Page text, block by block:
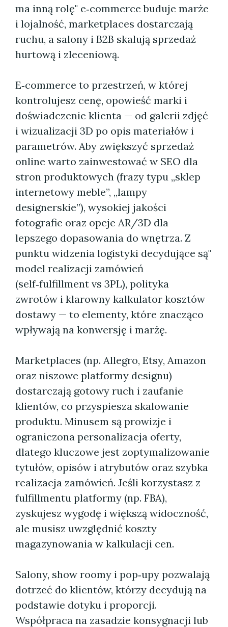
ma inną rolę" e‑commerce buduje marże
i lojalność, marketplaces dostarczają
ruchu, a salony i B2B skalują sprzedaż
hurtową i zleceniową.
E‑commerce to przestrzeń, w której
kontrolujesz cenę, opowieść marki i
doświadczenie klienta — od galerii zdjęć
i wizualizacji 3D po opis materiałów i
parametrów. Aby zwiększyć sprzedaż
online warto zainwestować w SEO dla
stron produktowych (frazy typu „sklep
internetowy meble”, „lampy
designerskie”), wysokiej jakości
fotografie oraz opcje AR/3D dla
lepszego dopasowania do wnętrza. Z
punktu widzenia logistyki decydujące są"
model realizacji zamówień
(self‑fulfillment vs 3PL), polityka
zwrotów i klarowny kalkulator kosztów
dostawy — to elementy, które znacząco
wpływają na konwersję i marżę.
Marketplaces (np. Allegro, Etsy, Amazon
oraz niszowe platformy designu)
dostarczają gotowy ruch i zaufanie
klientów, co przyspiesza skalowanie
produktu. Minusem są prowizje i
ograniczona personalizacja oferty,
dlatego kluczowe jest zoptymalizowanie
tytułów, opisów i atrybutów oraz szybka
realizacja zamówień. Jeśli korzystasz z
fulfillmentu platformy (np. FBA),
zyskujesz wygodę i większą widoczność,
ale musisz uwzględnić koszty
magazynowania w kalkulacji cen.
Salony, show roomy i pop‑upy pozwalają
dotrzeć do klientów, którzy decydują na
podstawie dotyku i proporcji.
Współpraca na zasadzie konsygnacji lub